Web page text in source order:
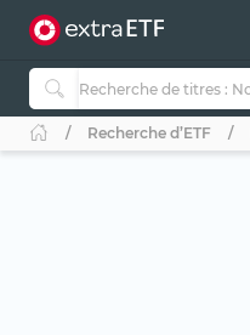
Recherche d’ETF